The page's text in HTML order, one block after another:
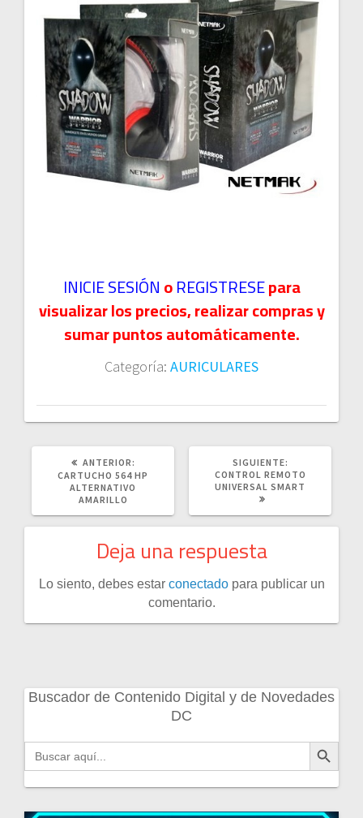
INICIE SESIÓNoREGISTRESEpara
visualizar los precios, realizar compras y
sumar puntos automáticamente.
Categoría: AURICULARES
ANTERIOR:
ANTERIOR:
CARTUCHO 564 HP
ALTERNATIVO
AMARILLO
SIGUIENTE:
POST:
CONTROL REMOTO
UNIVERSAL SMART
Deja una respuesta
Lo siento, debes estar conectadopara publicar un
comentario.
Buscador de Contenido Digital y de Novedades
DC
Buscar: Botón de búsqueda